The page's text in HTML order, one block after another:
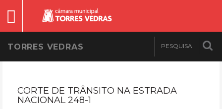
TORRES VEDRAS
CORTE DE TRÂNSITO NA ESTRADA
NACIONAL 248-1